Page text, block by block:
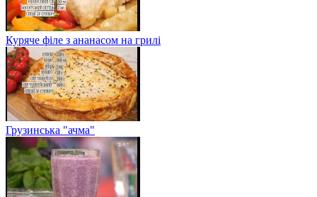
Куряче філе з ананасом на грилі
Грузинська "ачма"